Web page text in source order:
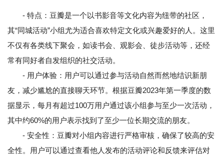
- 特点：豆瓣是一个以书影音等文化内容为纽带的社区，
其“同城活动”小组尤为适合喜欢特定文化或兴趣爱好的人。这里
不仅有各类线下聚会，如读书会、观影会、徒步活动等，还经
常有同好者自发组织的社交活动。
- 用户体验：用户可以通过参与活动自然而然地结识新朋
友，减少尴尬的直接聊天环节。根据豆瓣2023年第一季度的数
据显示，每月有超过100万用户通过该小组参与至少一次活动，
其中约60%的用户表示找到了至少一位长期交流的朋友。
- 安全性：豆瓣对小组内容进行严格审核，确保了较高的安
全性。用户可以通过查看他人发布的活动评论和反馈来评估对